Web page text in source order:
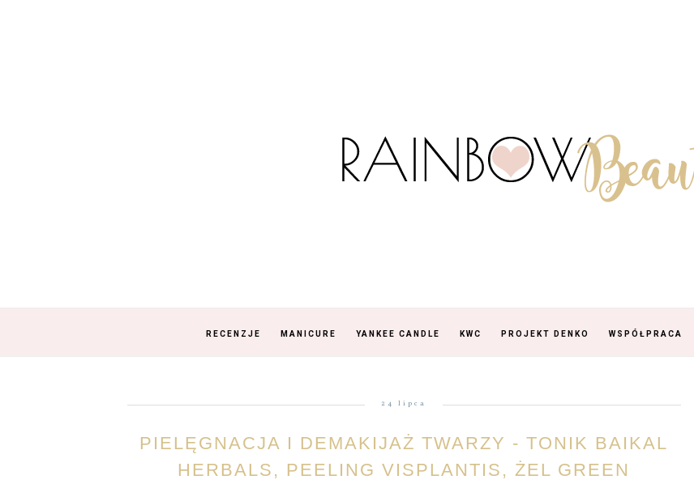
RECENZJE MANICURE YANKEE CANDLE KWC PROJEKT DENKO WSPÓŁPRACA
24 lipca
PIELĘGNACJA I DEMAKIJAŻ TWARZY - TONIK BAIKAL
HERBALS, PEELING VISPLANTIS, ŻEL GREEN